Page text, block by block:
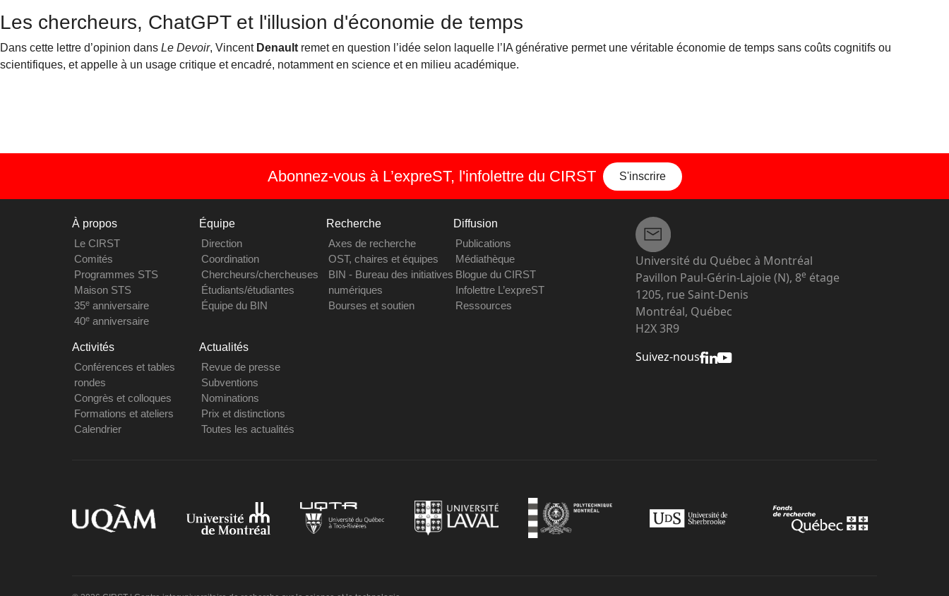
Les chercheurs, ChatGPT et l'illusion d'économie de temps
Dans cette lettre d’opinion dans Le Devoir, Vincent Denault remet en question l’idée selon laquelle l’IA générative permet une véritable économie de temps sans coûts cognitifs ou
scientifiques, et appelle à un usage critique et encadré, notamment en science et en milieu académique.
Abonnez-vous à L’expreST, l'infolettre du CIRST S'inscrire
À propos
Le CIRST
Comités
Programmes STS
Maison STS
35eanniversaire
40eanniversaire
Équipe
Direction
Coordination
Chercheurs/chercheuses
Étudiants/étudiantes
Équipe du BIN
Recherche
Axes de recherche
OST, chaires et équipes
BIN - Bureau des initiatives
numériques
Bourses et soutien
Diffusion
Publications
Médiathèque
Blogue du CIRST
Infolettre L’expreST
Ressources
Activités
Conférences et tables
rondes
Congrès et colloques
Formations et ateliers
Calendrier
Actualités
Revue de presse
Subventions
Nominations
Prix et distinctions
Toutes les actualités
Université du Québec à Montréal
Pavillon Paul-Gérin-Lajoie (N), 8e étage
1205, rue Saint-Denis
Montréal, Québec
H2X 3R9
Suivez-nous